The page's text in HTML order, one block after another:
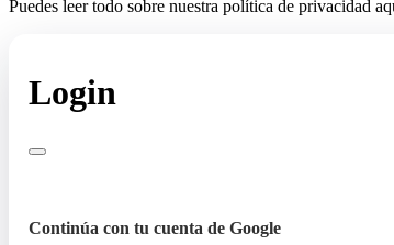
Puedes leer todo sobre nuestra política de privacidad
Login
Continúa con tu cuenta de Google